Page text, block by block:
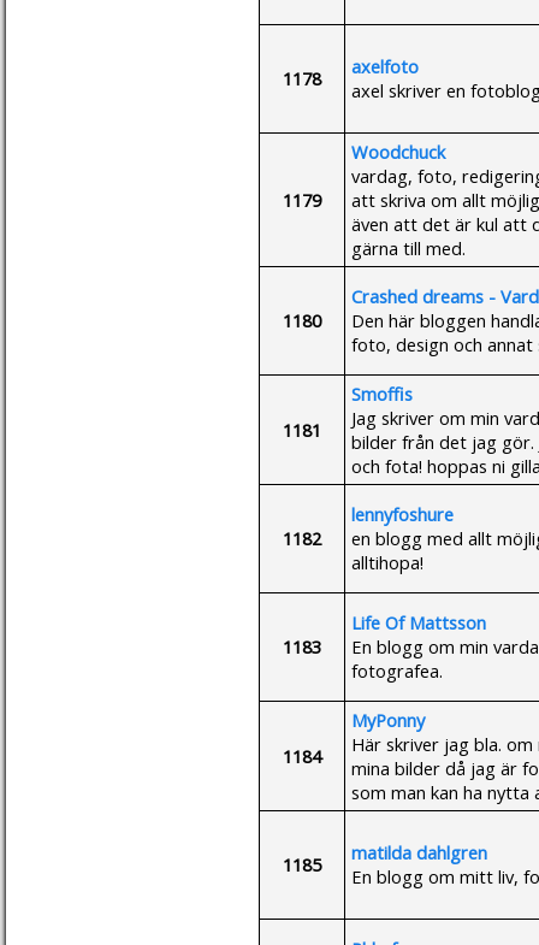
1178
axelfoto
axel skriver en
1179
Woodchuck
vardag, foto,
att skriva om allt
även att det är kul att
gärna till med.
1180
Crashed dreams -
Den här bloggen
foto, design och
1181
Smoffis
Jag skriver om min
bilder från det jag gör.
och fota! hoppas ni
1182
lennyfoshure
en blogg med allt
alltihopa!
1183
Life Of Mattsson
En blogg om min
fotografea.
1184
MyPonny
Här skriver jag bla.
mina bilder då jag är
som man kan ha nytta
1185
matilda dahlgren
En blogg om mitt liv,